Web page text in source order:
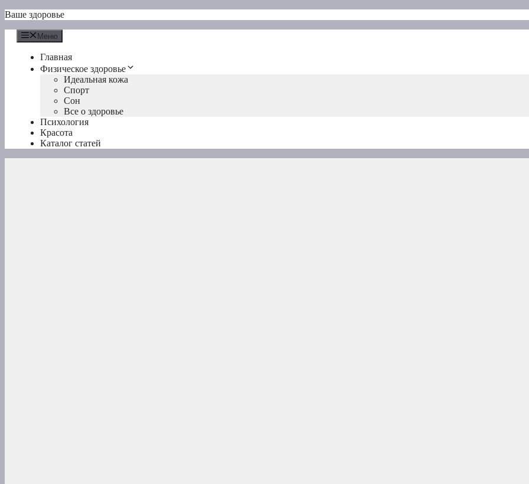
Перейти
содержимому
Ваше здоровье
Меню
Главная
Физическое здоровье
Идеальная кожа
Спорт
Сон
Все о здоровье
Психология
Красота
Каталог статей